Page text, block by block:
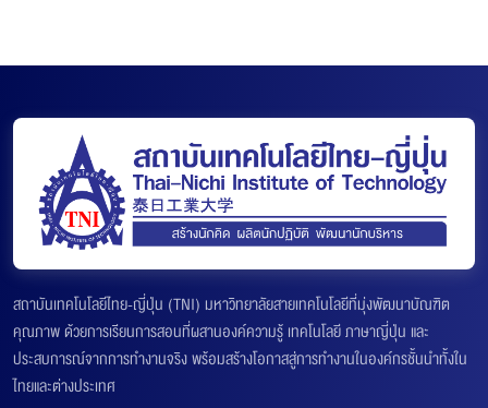
สถาบันเทคโนโลยีไทย-ญี่ปุ่น (TNI) มหาวิทยาลัยสายเทคโนโลยีที่มุ่งพัฒนาบัณฑิต
คุณภาพ ด้วยการเรียนการสอนที่ผสานองค์ความรู้ เทคโนโลยี ภาษาญี่ปุ่น และ
ประสบการณ์จากการทำงานจริง พร้อมสร้างโอกาสสู่การทำงานในองค์กรชั้นนำทั้งใน
ไทยและต่างประเทศ